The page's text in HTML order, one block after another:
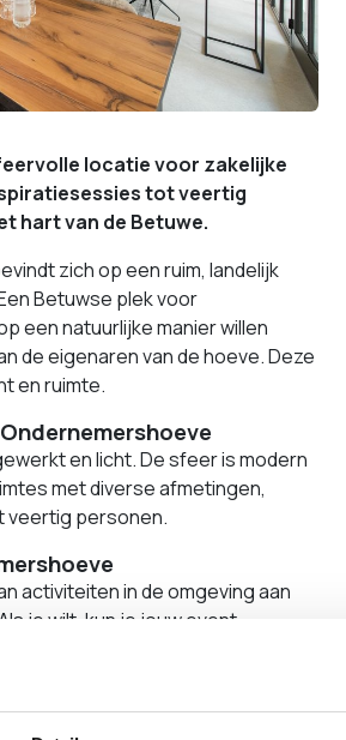
locatie voor zakelijke
tot veertig
hart van de Betuwe.
zich op een ruim, landelijk
Betuwse plek voor
een natuurlijke manier willen
de eigenaren van de hoeve. Deze
en ruimte.
en licht. De sfeer is modern
met diverse afmetingen,
veertig personen.
activiteiten in de omgeving aan
je wilt, kun je jouw event